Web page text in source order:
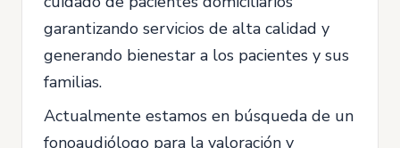
garantizando servicios de alta calidad y
generando bienestar a los pacientes y sus
familias.
Actualmente estamos en búsqueda de un
fonoaudiólogo para la valoración y